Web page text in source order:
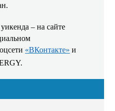
– на сайте
«ВКонтакте» и